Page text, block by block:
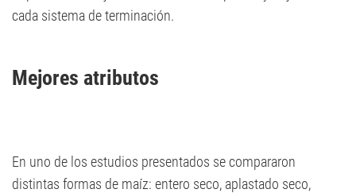
cada sistema de terminación.
Mejores atributos
En uno de los estudios presentados se compararon
distintas formas de maíz: entero seco, aplastado seco,